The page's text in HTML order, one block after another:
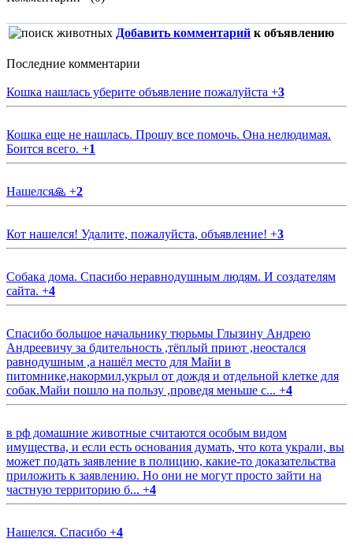
Добавить комментарий к объявлению
Последние комментарии
Кошка нашлась уберите объявление пожалуйста +3
Кошка еще не нашлась. Прошу все помочь. Она нелюдимая.
Боится всего. +1
Нашелся🙏 +2
Кот нашелся! Удалите, пожалуйста, объявление! +3
Собака дома. Спасибо неравнодушным людям. И создателям
сайта. +4
Спасибо большое начальнику тюрьмы Глызину Андрею
Андреевичу за бдительность ,тёплый приют ,неостался
равнодушным ,а нашёл место для Майи в
питомнике,накормил,укрыл от дождя и отдельной клетке для
собак.Майи пошло на пользу ,проведя меньше с... +4
в рф домашние животные считаются особым видом
имущества, и если есть основания думать, что кота украли, вы
может подать заявление в полицию, какие-то доказательства
приложить к заявлению. Но они не могут просто зайти на
частную территорию б... +4
Нашелся. Спасибо +4